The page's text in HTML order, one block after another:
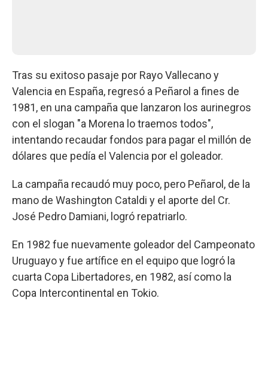
Tras su exitoso pasaje por Rayo Vallecano y
Valencia en España, regresó a Peñarol a fines de
1981, en una campaña que lanzaron los aurinegros
con el slogan "a Morena lo traemos todos",
intentando recaudar fondos para pagar el millón de
dólares que pedía el Valencia por el goleador.
La campaña recaudó muy poco, pero Peñarol, de la
mano de Washington Cataldi y el aporte del Cr.
José Pedro Damiani, logró repatriarlo.
En 1982 fue nuevamente goleador del Campeonato
Uruguayo y fue artífice en el equipo que logró la
cuarta Copa Libertadores, en 1982, así como la
Copa Intercontinental en Tokio.